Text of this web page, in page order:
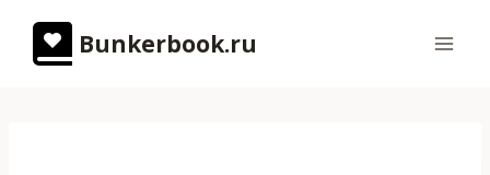
содержимому
Bunkerbook.ru